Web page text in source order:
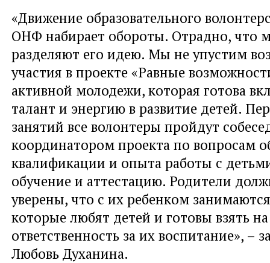
«Движение образовательного
ОНФ набирает обороты. Отрадно, что
разделяют его идею. Мы не упустим
участия в проекте «Равные
активной молодежи, которая готова
талант и энергию в развитие детей.
занятий все волонтеры пройдут
координатором проекта по вопросам
квалификации и опыта работы с
обучение и аттестацию. Родители
уверены, что с их ребенком
которые любят детей и готовы взять на
ответственность за их воспитание», –
Любовь Духанина.